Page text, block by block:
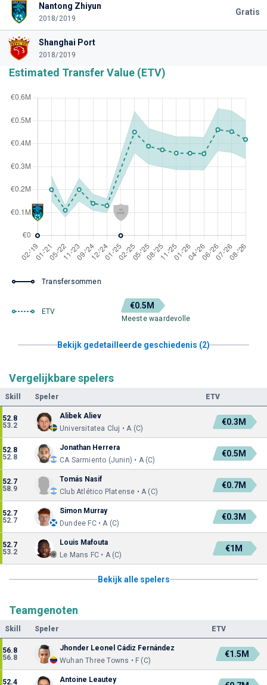
Nantong Zhiyun
2018/2019
Gratis
Shanghai Port
2018/2019
Estimated Transfer Value (ETV)
Transfersommen
ETV
€0.5M
Meeste waardevolle
Bekijk gedetailleerde geschiedenis (2)
Vergelijkbare spelers
Skill Speler ETV
52.8
53.2
Alibek Aliev
Universitatea Cluj • A (C)
€0.3M
52.8
52.8
Jonathan Herrera
CA Sarmiento (Junin) • A (C)
€0.5M
52.7
58.9
Tomás Nasif
Club Atlético Platense • A (C)
€0.7M
52.7
52.7
Simon Murray
Dundee FC • A (C)
€0.3M
52.7
53.2
Louis Mafouta
Le Mans FC • A (C)
€1M
Bekijk alle spelers
Teamgenoten
Skill Speler ETV
56.8
56.8
Jhonder Leonel Cádiz Fernández
Wuhan Three Towns • F (C)
€1.5M
52.4
Antoine Leautey